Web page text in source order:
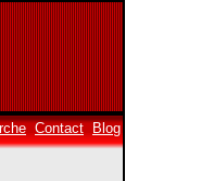
Contact Blog